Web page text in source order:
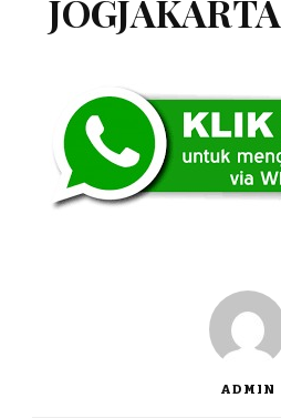
JOGJAKARTA
ADMIN